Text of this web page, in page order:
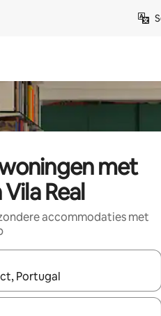
met
Real
accommodaties met
beschikbaar zijn, maak je